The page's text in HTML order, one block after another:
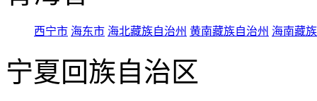
西宁市 海东市 海北藏族自治州 黄南藏族自治州 海南藏
宁夏回族自治区